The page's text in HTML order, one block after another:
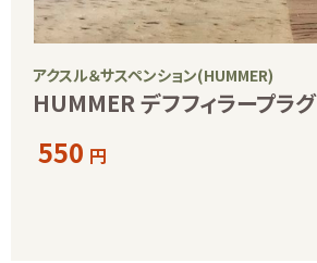
アクスル＆サスペンション(HUMMER)
HUMMER デフフィラープラグ
550 円